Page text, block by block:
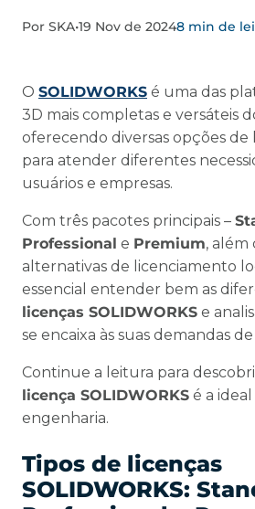
Por SKA•19 Nov de 20248 min de
O SOLIDWORKS é uma das
3D mais completas e versáteis
oferecendo diversas opções de
para atender diferentes
usuários e empresas.
Com três pacotes principais –
Professional e Premium, além
alternativas de licenciamento
essencial entender bem as
licenças SOLIDWORKS e
se encaixa às suas demandas
Continue a leitura para
licença SOLIDWORKS é a
engenharia.
Tipos de licenças
SOLIDWORKS: